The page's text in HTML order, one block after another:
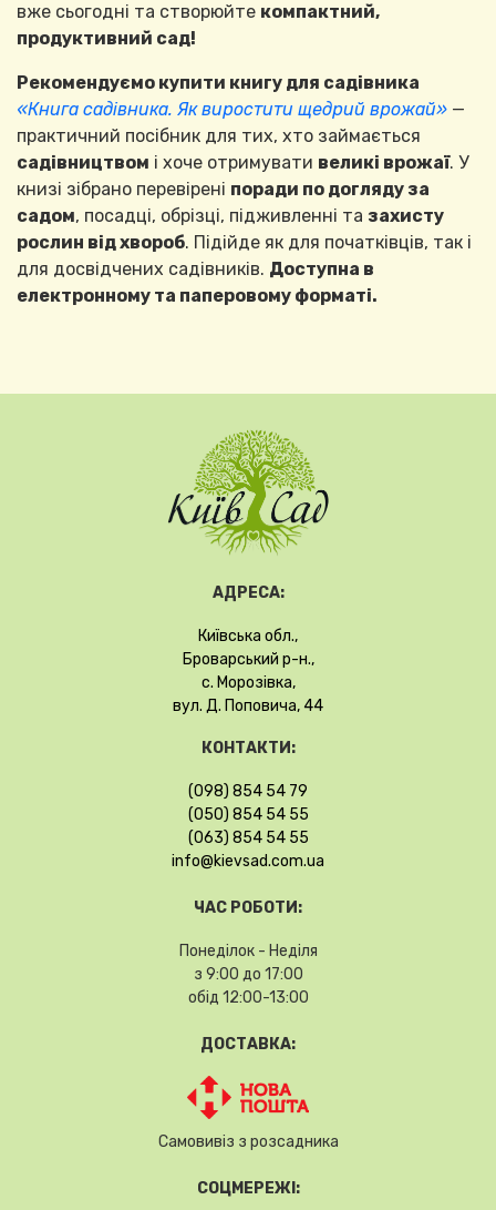
вже сьогодні та створюйте компактний,
продуктивний сад!
Рекомендуємо купити книгу для садівника
«Книга садівника. Як виростити щедрий врожай» —
практичний посібник для тих, хто займається
садівництвом і хоче отримувати великі врожаї. У
книзі зібрано перевірені поради по догляду за
садом, посадці, обрізці, підживленні та захисту
рослин від хвороб. Підійде як для початківців, так і
для досвідчених садівників. Доступна в
електронному та паперовому форматі.
АДРЕСА:
Київська обл.,
Броварський р-н.,
с. Морозівка,
вул. Д. Поповича, 44
КОНТАКТИ:
(098) 854 54 79
(050) 854 54 55
(063) 854 54 55
info@kievsad.com.ua
ЧАС РОБОТИ:
Понеділок - Неділя
з 9:00 до 17:00
обід 12:00-13:00
ДОСТАВКА:
Самовивіз з розсадника
СОЦМЕРЕЖІ: